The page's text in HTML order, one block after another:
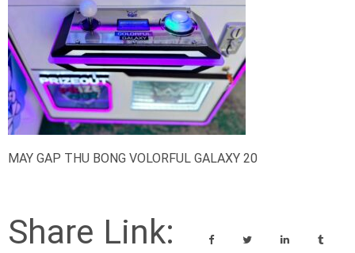
MAY GAP THU BONG VOLORFUL GALAXY 20
Share Link: